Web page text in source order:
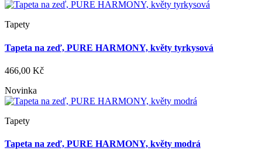
Tapety
Tapeta na zeď, PURE HARMONY, květy tyrkysová
466,00 Kč
Novinka
Tapety
Tapeta na zeď, PURE HARMONY, květy modrá